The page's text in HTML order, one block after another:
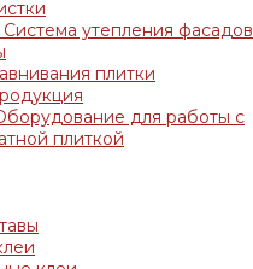
Система утепления фасадов
плитки
для работы с
плиткой